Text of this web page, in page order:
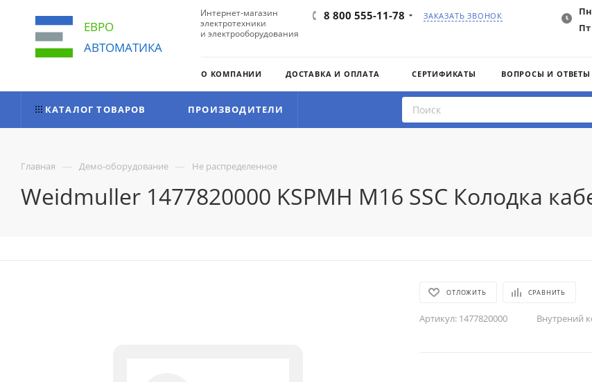
ЕВРО
АВТОМАТИКА
Интернет-магазин
электротехники
и электрооборудования
8 800 555-11-78 ЗАКАЗАТЬ ЗВОНОК
Пт
О КОМПАНИИ ДОСТАВКА И ОПЛАТА СЕРТИФИКАТЫ ВОПРОСЫ И ОТВЕТЫ
КАТАЛОГ ТОВАРОВ ПРОИЗВОДИТЕЛИ
Главная — Демо-оборудование — Не распределенное
Weidmuller 1477820000 KSPMH M16 SSC Колодка
ОТЛОЖИТЬ СРАВНИТЬ
Артикул: 1477820000 Внутрений